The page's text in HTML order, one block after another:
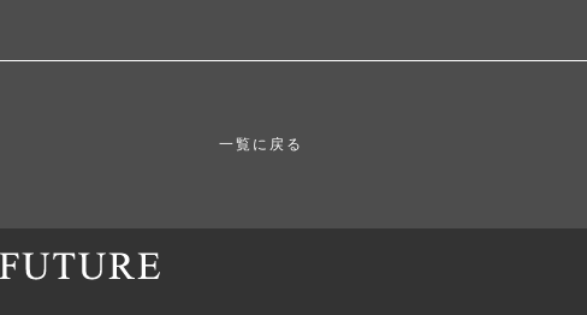
一覧に戻る